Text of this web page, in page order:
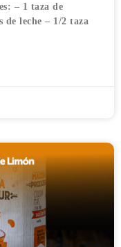
– 1 taza de
de leche – 1/2 taza